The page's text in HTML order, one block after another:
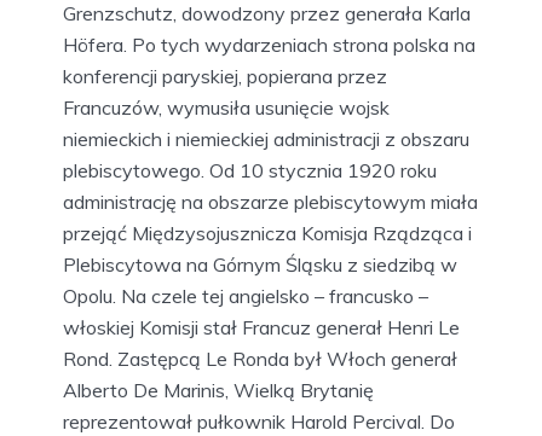
Grenzschutz, dowodzony przez generała Karla
Höfera. Po tych wydarzeniach strona polska na
konferencji paryskiej, popierana przez
Francuzów, wymusiła usunięcie wojsk
niemieckich i niemieckiej administracji z obszaru
plebiscytowego. Od 10 stycznia 1920 roku
administrację na obszarze plebiscytowym miała
przejąć Międzysojusznicza Komisja Rządząca i
Plebiscytowa na Górnym Śląsku z siedzibą w
Opolu. Na czele tej angielsko – francusko –
włoskiej Komisji stał Francuz generał Henri Le
Rond. Zastępcą Le Ronda był Włoch generał
Alberto De Marinis, Wielką Brytanię
reprezentował pułkownik Harold Percival. Do